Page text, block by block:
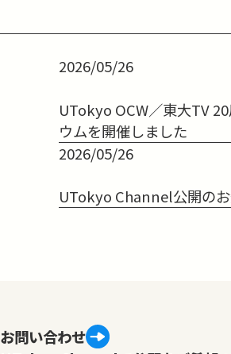
2026/05/26
UTokyo OCW／東大TV
ウムを開催しました
2026/05/26
UTokyo Channel公開の
お問い合わせ